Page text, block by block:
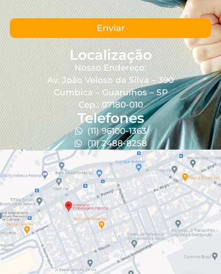
Enviar
Localização
Nosso Endereço:
Av. João Veloso da Silva – 390
Cumbica – Guarulhos – SP
Cep.: 07180-010
Telefones
(11) 96100-1363
(11) 2488-8258